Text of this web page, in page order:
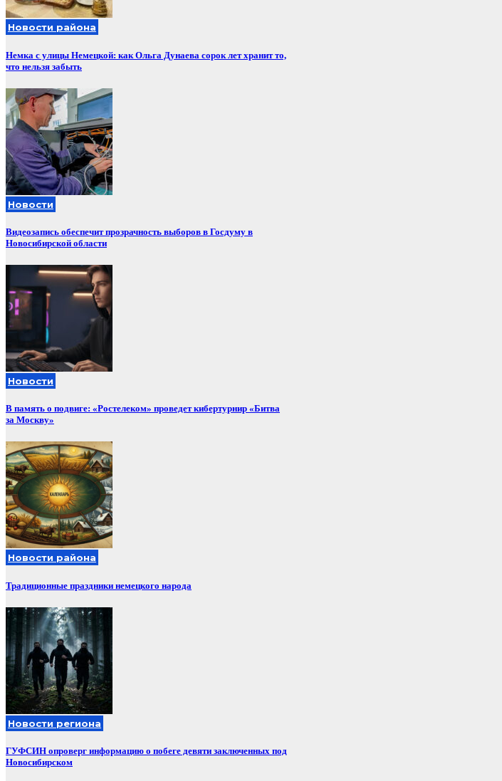
Новости района
Немка с улицы Немецкой: как Ольга Дунаева сорок лет хранит то,
что нельзя забыть
Новости
Видеозапись обеспечит прозрачность выборов в Госдуму в
Новосибирской области
Новости
В память о подвиге: «Ростелеком» проведет кибертурнир «Битва
за Москву»
Новости района
Традиционные праздники немецкого народа
Новости региона
ГУФСИН опроверг информацию о побеге девяти заключенных под
Новосибирском